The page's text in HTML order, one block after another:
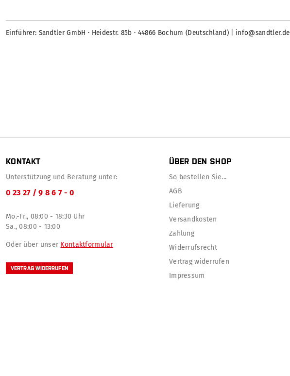
Einführer: Sandtler GmbH · Heidestr. 85b · 44866 Bochum (Deutschland) | info@sandtler.de
KONTAKT
Unterstützung und Beratung unter:
0 23 27 / 9 8 6 7 - 0
Mo.-Fr., 08:00 - 18:30 Uhr
Sa., 08:00 - 13:00
Oder über unser Kontaktformular
VERTRAG WIDERRUFEN
ÜBER DEN SHOP
So bestellen Sie...
AGB
Lieferung
Versandkosten
Zahlung
Widerrufsrecht
Vertrag widerrufen
Impressum